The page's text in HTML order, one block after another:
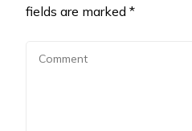
fields are marked *